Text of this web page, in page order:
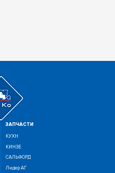
ЗАПЧАСТИ
КУХН
КИНЗЕ
САЛЬФОРД
Лидер АГ